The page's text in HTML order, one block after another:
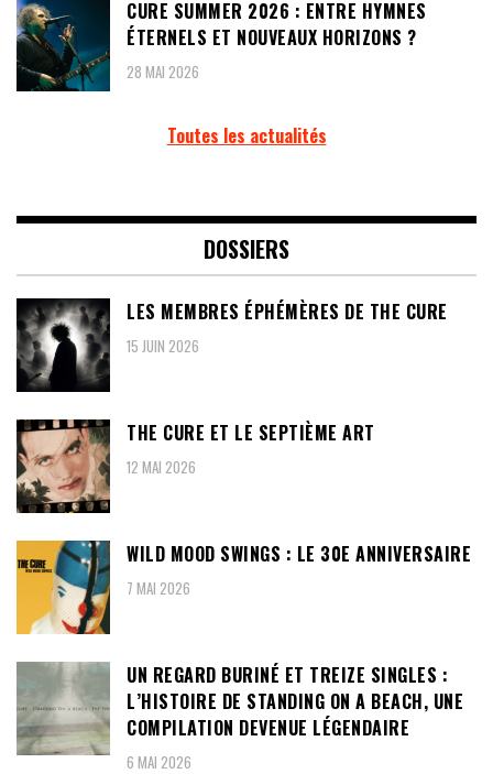
CURE SUMMER 2026 : ENTRE HYMNES
ÉTERNELS ET NOUVEAUX HORIZONS ?
28 MAI 2026
Toutes les actualités
DOSSIERS
LES MEMBRES ÉPHÉMÈRES DE THE CURE
15 JUIN 2026
THE CURE ET LE SEPTIÈME ART
12 MAI 2026
WILD MOOD SWINGS : LE 30E ANNIVERSAIRE
7 MAI 2026
UN REGARD BURINÉ ET TREIZE SINGLES :
L’HISTOIRE DE STANDING ON A BEACH, UNE
COMPILATION DEVENUE LÉGENDAIRE
6 MAI 2026